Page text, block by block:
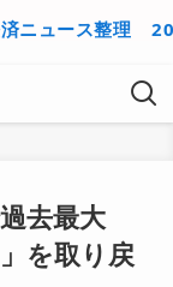
整理 2026年8
過去最大
を取り戻